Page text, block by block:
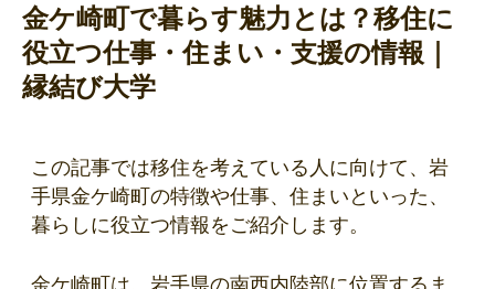
金ケ崎町で暮らす魅力とは？移住に
役立つ仕事・住まい・支援の情報｜
縁結び大学
この記事では移住を考えている人に向けて、岩
手県金ケ崎町の特徴や仕事、住まいといった、
暮らしに役立つ情報をご紹介します。